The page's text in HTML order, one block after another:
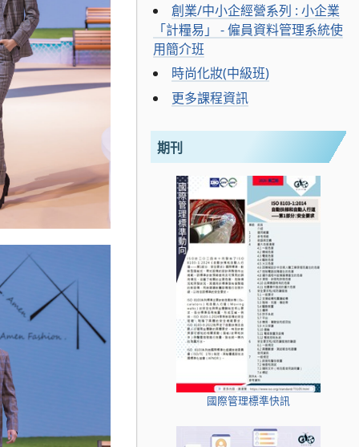
創業/中小企經營系列 : 小企業
「計糧易」 - 僱員資料管理系統使
用簡介班
時尚化妝(中級班)
更多課程資訊
期刊
國際管理標準快訊